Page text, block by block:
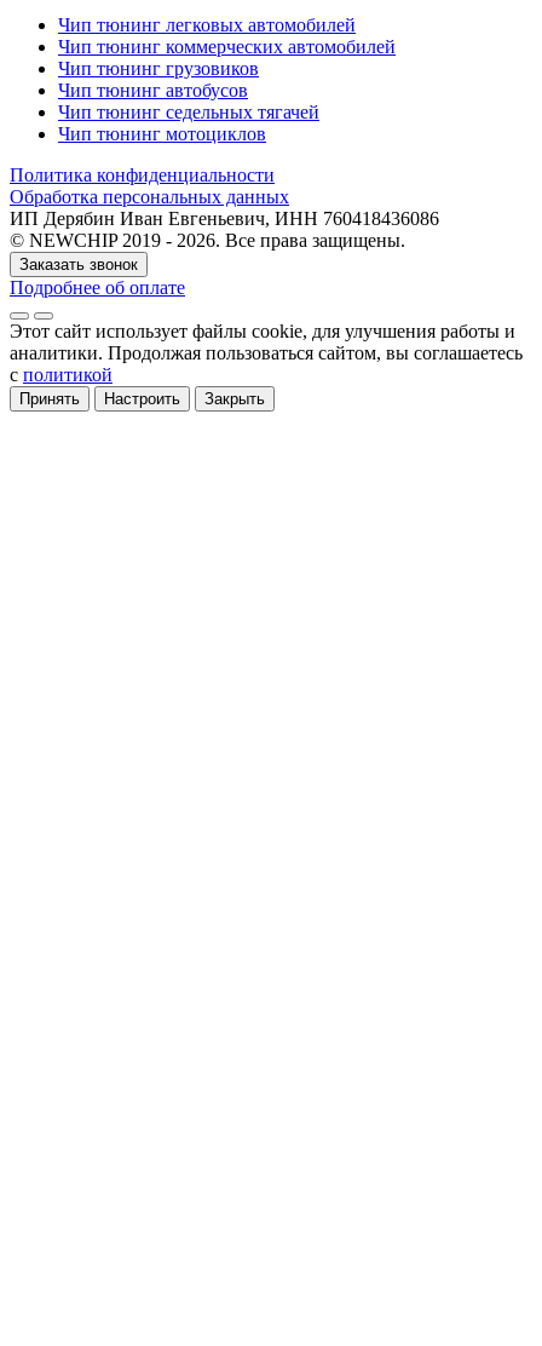
Чип тюнинг легковых автомобилей
Чип тюнинг коммерческих автомобилей
Чип тюнинг грузовиков
Чип тюнинг автобусов
Чип тюнинг седельных тягачей
Чип тюнинг мотоциклов
Политика конфиденциальности
Обработка персональных данных
ИП Дерябин Иван Евгеньевич, ИНН 760418436086
© NEWCHIP 2019 - 2026. Все права защищены.
Заказать звонок
Подробнее об оплате
Этот сайт использует файлы cookie, для улучшения работы и
аналитики. Продолжая пользоваться сайтом, вы соглашаетесь
с политикой
Принять Настроить Закрыть